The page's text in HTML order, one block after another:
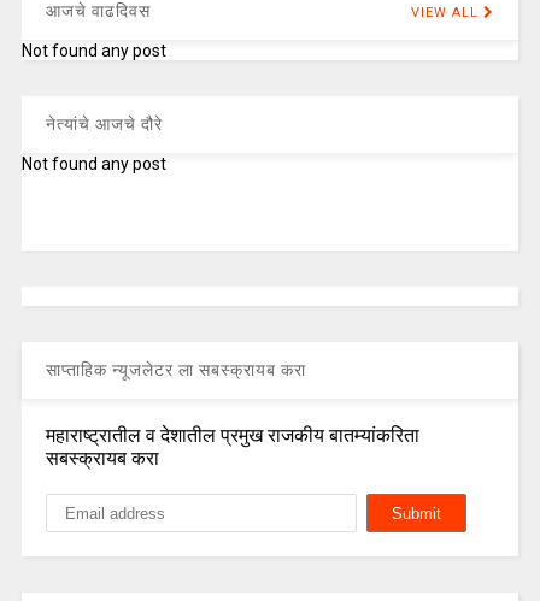
आजचे वाढदिवस VIEW ALL
Not found any post
नेत्यांचे आजचे दौरे
Not found any post
साप्ताहिक न्यूजलेटर ला सबस्क्रायब करा
महाराष्ट्रातील व देशातील प्रमुख राजकीय बातम्यांकरिता
सबस्क्रायब करा